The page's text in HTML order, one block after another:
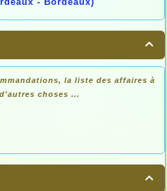

la liste des affaires à
choses ...
